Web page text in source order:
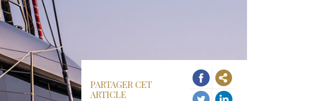
PARTAGER CET
ARTICLE